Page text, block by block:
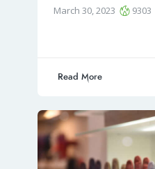
March 30, 2023 9303
Read More